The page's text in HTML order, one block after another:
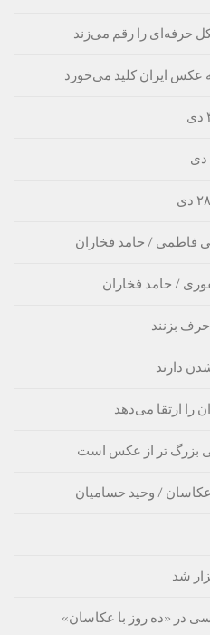
حرفه‌ای را رقم می‌زند
عکس ایران کلید می‌خورد
فاطمی / حامد فخاران
/ حامد فخاران
بزنند
دارند
را ارتقا می‌دهد
بزرگ تر از عکس است
شد
در «ده روز با عکاسان»